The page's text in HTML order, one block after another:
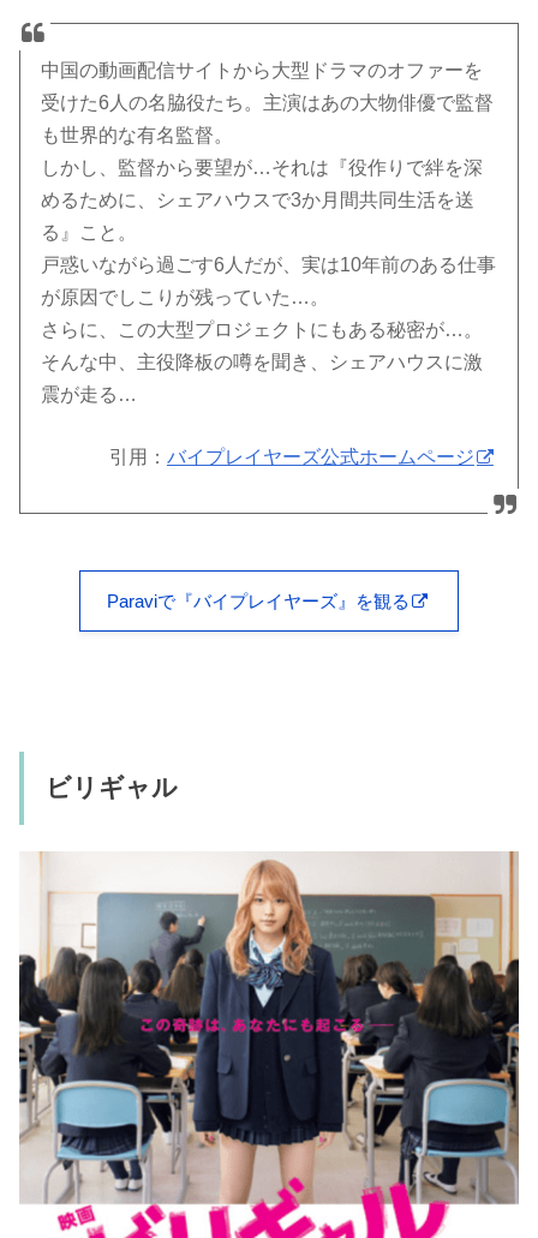
中国の動画配信サイトから大型ドラマのオファーを
受けた6人の名脇役たち。主演はあの大物俳優で監督
も世界的な有名監督。
しかし、監督から要望が…それは『役作りで絆を深
めるために、シェアハウスで3か月間共同生活を送
る』こと。
戸惑いながら過ごす6人だが、実は10年前のある仕事
が原因でしこりが残っていた…。
さらに、この大型プロジェクトにもある秘密が…。
そんな中、主役降板の噂を聞き、シェアハウスに激
震が走る…
引用： バイプレイヤーズ公式ホームページ
Paraviで『バイプレイヤーズ』を観る
ビリギャル